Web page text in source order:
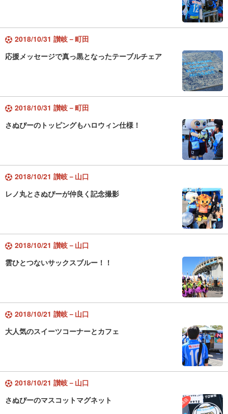
2018/10/31 讃岐－町田
応援メッセージで真っ黒となったテーブルチェア
2018/10/31 讃岐－町田
さぬぴーのトッピングもハロウィン仕様！
2018/10/21 讃岐－山口
レノ丸とさぬぴーが仲良く記念撮影
2018/10/21 讃岐－山口
雲ひとつないサックスブルー！！
2018/10/21 讃岐－山口
大人気のスイーツコーナーとカフェ
2018/10/21 讃岐－山口
さぬぴーのマスコットマグネット